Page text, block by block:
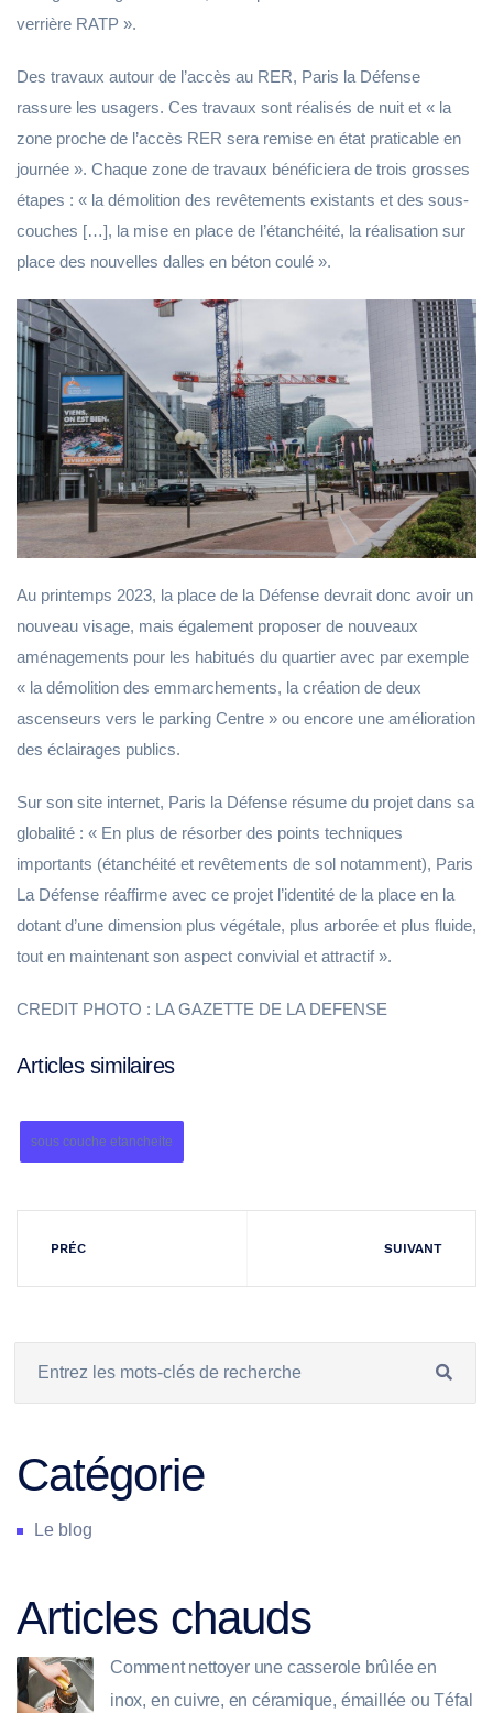
verrière RATP ».
Des travaux autour de l’accès au RER, Paris la Défense
rassure les usagers. Ces travaux sont réalisés de nuit et « la
zone proche de l’accès RER sera remise en état praticable en
journée ». Chaque zone de travaux bénéficiera de trois grosses
étapes : « la démolition des revêtements existants et des sous-
couches […], la mise en place de l’étanchéité, la réalisation sur
place des nouvelles dalles en béton coulé ».
Au printemps 2023, la place de la Défense devrait donc avoir un
nouveau visage, mais également proposer de nouveaux
aménagements pour les habitués du quartier avec par exemple
« la démolition des emmarchements, la création de deux
ascenseurs vers le parking Centre » ou encore une amélioration
des éclairages publics.
Sur son site internet, Paris la Défense résume du projet dans sa
globalité : « En plus de résorber des points techniques
importants (étanchéité et revêtements de sol notamment), Paris
La Défense réaffirme avec ce projet l’identité de la place en la
dotant d’une dimension plus végétale, plus arborée et plus fluide,
tout en maintenant son aspect convivial et attractif ».
CREDIT PHOTO : LA GAZETTE DE LA DEFENSE
Articles similaires
sous couche etancheite
PRÉC SUIVANT
Catégorie
Le blog
Articles chauds
Comment nettoyer une casserole brûlée en
inox, en cuivre, en céramique, émaillée ou Téfal